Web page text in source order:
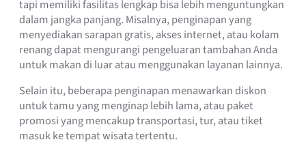
tapi memiliki fasilitas lengkap bisa lebih menguntungkan
dalam jangka panjang. Misalnya, penginapan yang
menyediakan sarapan gratis, akses internet, atau kolam
renang dapat mengurangi pengeluaran tambahan Anda
untuk makan di luar atau menggunakan layanan lainnya.
Selain itu, beberapa penginapan menawarkan diskon
untuk tamu yang menginap lebih lama, atau paket
promosi yang mencakup transportasi, tur, atau tiket
masuk ke tempat wisata tertentu.